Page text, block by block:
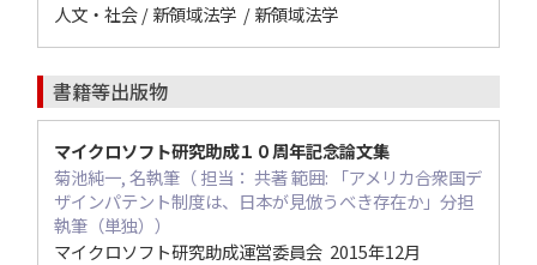
人文・社会 / 新領域法学 / 新領域法学
書籍等出版物
マイクロソフト研究助成１０周年記念論文集
菊池純一, 名執筆（ 担当： 共著 範囲: 「アメリカ合衆国デ
ザインパテント制度は、日本が見倣うべき存在か」分担
執筆（単独））
マイクロソフト研究助成運営委員会 2015年12月